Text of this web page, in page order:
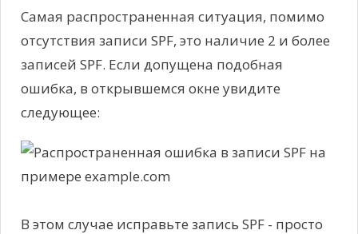
Самая распространенная ситуация, помимо
отсутствия записи SPF, это наличие 2 и более
записей SPF. Если допущена подобная
ошибка, в открывшемся окне увидите
следующее:
В этом случае исправьте запись SPF - просто